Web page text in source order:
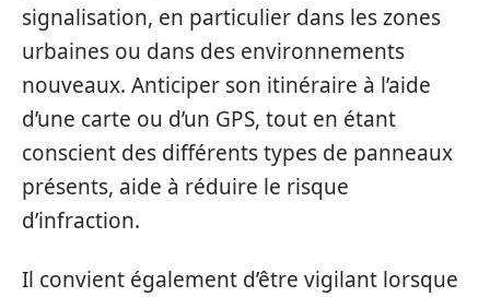
signalisation, en particulier dans les zones
urbaines ou dans des environnements
nouveaux. Anticiper son itinéraire à l’aide
d’une carte ou d’un GPS, tout en étant
conscient des différents types de panneaux
présents, aide à réduire le risque
d’infraction.
Il convient également d’être vigilant lorsque